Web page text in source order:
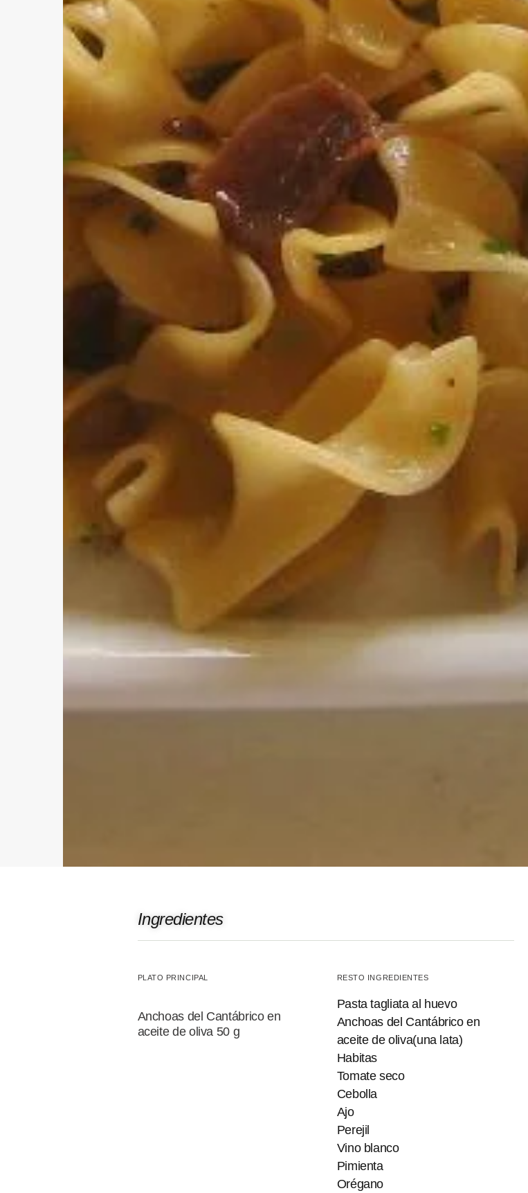
Ingredientes
PLATO PRINCIPAL
Anchoas del Cantábrico en
aceite de oliva 50 g
RESTO INGREDIENTES
Pasta tagliata al huevo
Anchoas del Cantábrico en
aceite de oliva(una lata)
Habitas
Tomate seco
Cebolla
Ajo
Perejil
Vino blanco
Pimienta
Orégano